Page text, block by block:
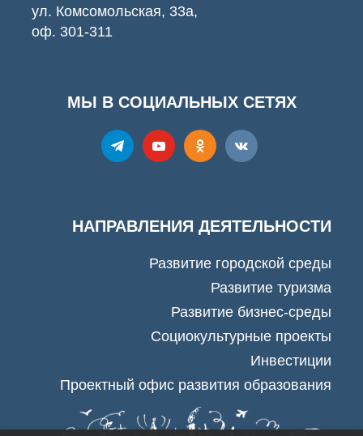
ул. Комсомольская, 33а,
оф. 301-311
МЫ В СОЦИАЛЬНЫХ СЕТЯХ
НАПРАВЛЕНИЯ ДЕЯТЕЛЬНОСТИ
Развитие городской среды
Развитие туризма
Развитие бизнес-среды
Социокультурные проекты
Инвестиции
Проектный офис развития образования